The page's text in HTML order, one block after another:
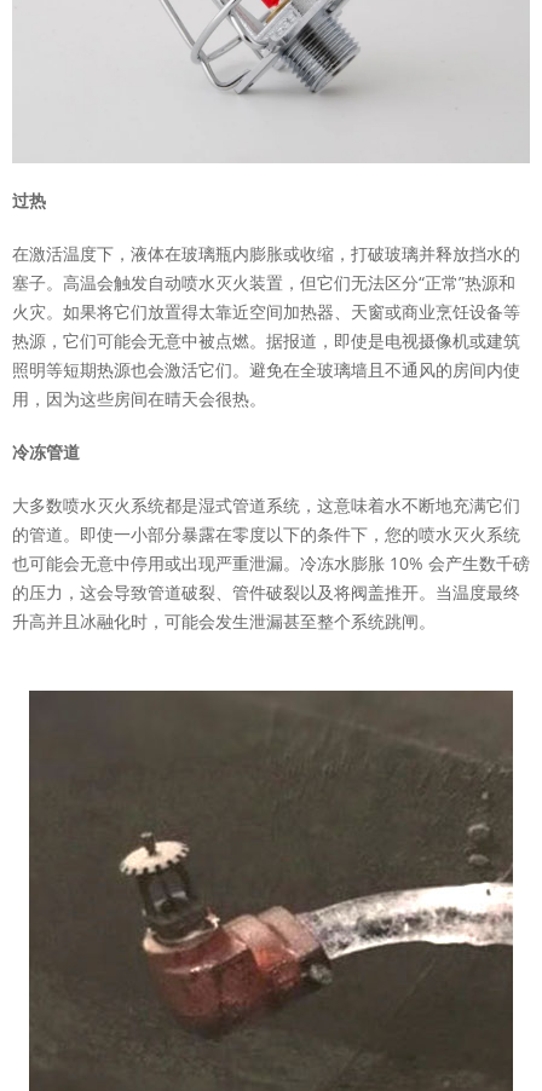
过热
在激活温度下，液体在玻璃瓶内膨胀或收缩，打破玻璃并释放挡水的
塞子。 高温会触发自动喷水灭火装置，但它们无法区分“正常”热源和
火灾。 如果将它们放置得太靠近空间加热器、天窗或商业烹饪设备等
热源，它们可能会无意中被点燃。 据报道，即使是电视摄像机或建筑
照明等短期热源也会激活它们。 避免在全玻璃墙且不通风的房间内使
用，因为这些房间在晴天会很热。
冷冻管道
大多数喷水灭火系统都是湿式管道系统，这意味着水不断地充满它们
的管道。 即使一小部分暴露在零度以下的条件下，您的喷水灭火系统
也可能会无意中停用或出现严重泄漏。 冷冻水膨胀 10% 会产生数千磅
的压力，这会导致管道破裂、管件破裂以及将阀盖推开。 当温度最终
升高并且冰融化时，可能会发生泄漏甚至整个系统跳闸。